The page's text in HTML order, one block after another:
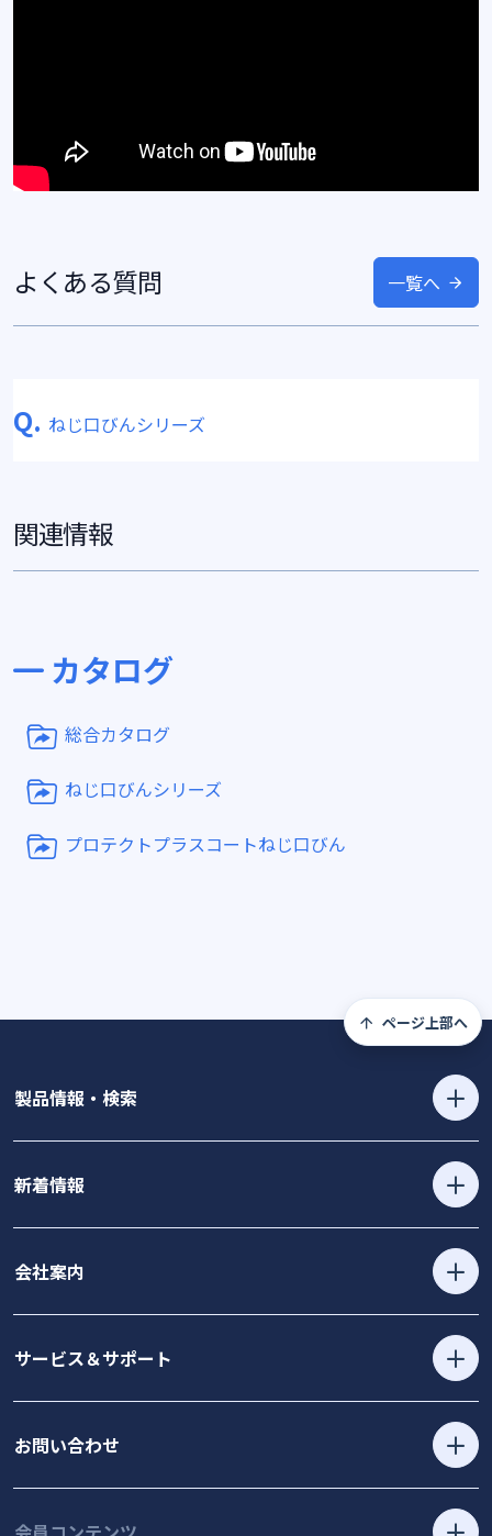
よくある質問 一覧へ
Q. ねじ口びんシリーズ
関連情報
カタログ
総合カタログ
ねじ口びんシリーズ
プロテクトプラスコートねじ口びん
ページ上部へ
製品情報・検索
新着情報
会社案内
サービス＆サポート
お問い合わせ